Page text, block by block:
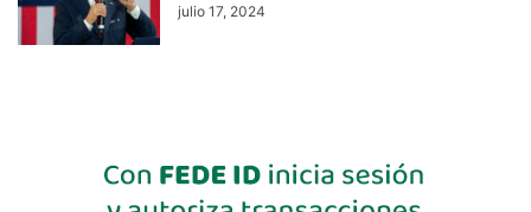
julio 17, 2024